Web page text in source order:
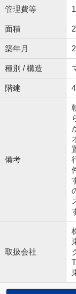
管理費等
面積
築年月
種別 / 構造
階建
備考
取扱会社